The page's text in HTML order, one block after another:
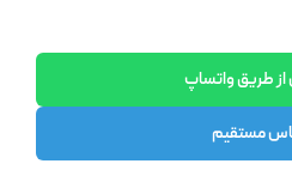
طریق واتساپ
مستقیم